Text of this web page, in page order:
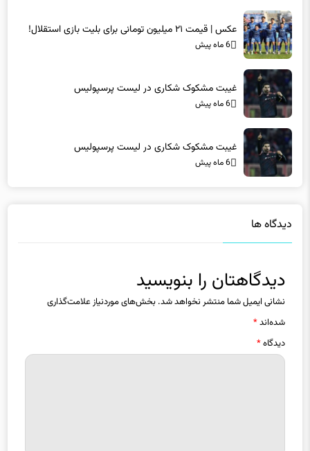
عکس | قیمت ۲۱ میلیون تومانی برای بلیت بازی استقلال!
6 ماه پیش
غیبت مشکوک شکاری در لیست پرسپولیس
6 ماه پیش
غیبت مشکوک شکاری در لیست پرسپولیس
6 ماه پیش
دیدگاه ها
دیدگاهتان را بنویسید
نشانی ایمیل شما منتشر نخواهد شد. بخش‌های موردنیاز علامت‌گذاری
شده‌اند*
دیدگاه*